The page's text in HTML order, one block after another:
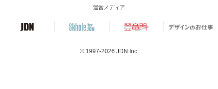
運営メディア
© 1997-2026 JDN Inc.